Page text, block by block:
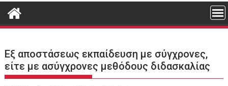
Eξ αποστάσεως εκπαίδευση με σύγχρονες,
είτε με ασύγχρονες μεθόδους διδασκαλίας